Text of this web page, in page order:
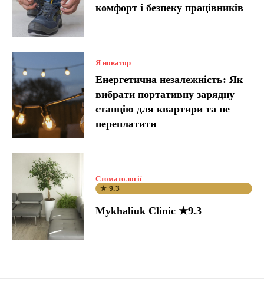
комфорт і безпеку працівників
Я новатор
Енергетична незалежність: Як
вибрати портативну зарядну
станцію для квартири та не
переплатити
Стоматології
★ 9.3
Mykhaliuk Clinic ★9.3